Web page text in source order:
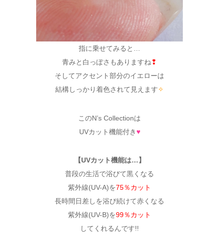
指に乗せてみると…
青みと白っぽさもありますね❢
そしてアクセント部分のイエローは
結構しっかり着色されて見えます✧
このN’s Collectionは
UVカット機能付き♥
【UVカット機能は…】
普段の生活で浴びて黒くなる
紫外線(UV-A)を75％カット
長時間日差しを浴び続けて赤くなる
紫外線(UV-B)を99％カット
してくれるんです!!